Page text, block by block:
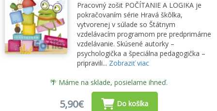
Pracovný zošit POČÍTANIE A LOGIKA je
pokračovaním série Hravá škôlka,
vytvorenej v súlade so Štátnym
vzdelávacím programom pre predprimárne
vzdelávanie. Skúsené autorky –
psychologička a špeciálna pedagogička –
pripravili... Zobraziť viac
🌴 Máme na sklade, posielame ihneď.
5,90€ Do košíka